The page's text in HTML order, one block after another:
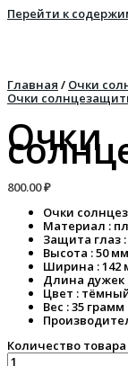
Перейти к
Главная / Очки
Очки
Очки
800.00₽
Очки
Материал :
Защита глаз
Высота : 50 мм
Ширина : 142
Длина дужек
Цвет :
Вес : 35 грамм
Количество